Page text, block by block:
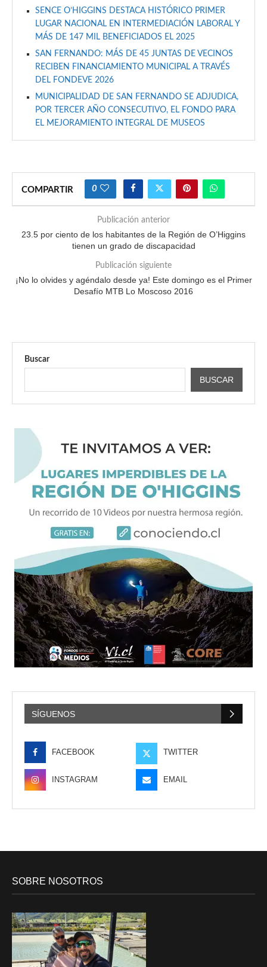
SENCE O’HIGGINS DESTACA HISTÓRICO PRIMER
LUGAR NACIONAL EN INTERMEDIACIÓN LABORAL Y
MÁS DE 147 MIL BENEFICIADOS EL 2025
SAN FERNANDO: MÁS DE 45 JUNTAS DE VECINOS
RECIBEN FINANCIAMIENTO MUNICIPAL A TRAVÉS
DEL FONDEVE 2026
MUNICIPALIDAD DE SAN FERNANDO SE ADJUDICA,
POR TERCER AÑO CONSECUTIVO, EL FONDO PARA
EL MEJORAMIENTO INTEGRAL DE MUSEOS
COMPARTIR 0
Publicación anterior
23.5 por ciento de los habitantes de la Región de O’Higgins
tienen un grado de discapacidad
Publicación siguiente
¡No lo olvides y agéndalo desde ya! Este domingo es el Primer
Desafío MTB Lo Moscoso 2016
Buscar
BUSCAR
SÍGUENOS
FACEBOOK TWITTER
INSTAGRAM EMAIL
SOBRE NOSOTROS